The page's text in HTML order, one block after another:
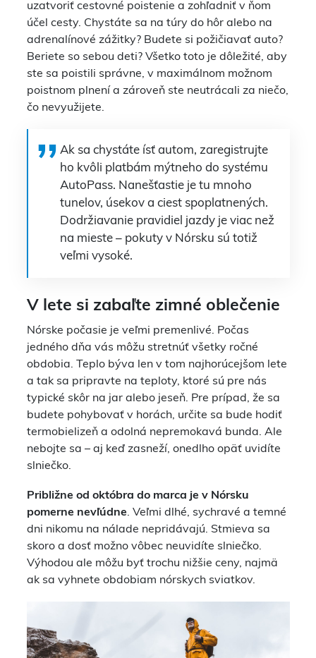
uzatvoriť cestovné poistenie a zohľadniť v ňom
účel cesty. Chystáte sa na túry do hôr alebo na
adrenalínové zážitky? Budete si požičiavať auto?
Beriete so sebou deti? Všetko toto je dôležité, aby
ste sa poistili správne, v maximálnom možnom
poistnom plnení a zároveň ste neutrácali za niečo,
čo nevyužijete.
Ak sa chystáte ísť autom, zaregistrujte
ho kvôli platbám mýtneho do systému
AutoPass. Nanešťastie je tu mnoho
tunelov, úsekov a ciest spoplatnených.
Dodržiavanie pravidiel jazdy je viac než
na mieste – pokuty v Nórsku sú totiž
veľmi vysoké.
V lete si zabaľte zimné oblečenie
Nórske počasie je veľmi premenlivé. Počas
jedného dňa vás môžu stretnúť všetky ročné
obdobia. Teplo býva len v tom najhorúcejšom lete
a tak sa pripravte na teploty, ktoré sú pre nás
typické skôr na jar alebo jeseň. Pre prípad, že sa
budete pohybovať v horách, určite sa bude hodiť
termobielizeň a odolná nepremokavá bunda. Ale
nebojte sa – aj keď zasneží, onedlho opäť uvidíte
slniečko.
Približne od októbra do marca je v Nórsku
pomerne nevľúdne. Veľmi dlhé, sychravé a temné
dni nikomu na nálade nepridávajú. Stmieva sa
skoro a dosť možno vôbec neuvidíte slniečko.
Výhodou ale môžu byť trochu nižšie ceny, najmä
ak sa vyhnete obdobiam nórskych sviatkov.